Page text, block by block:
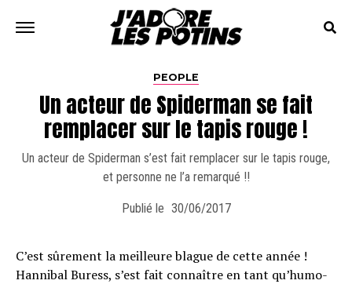
PEOPLE
Un acteur de Spiderman se fait
remplacer sur le tapis rouge !
Un acteur de Spiderman s’est fait remplacer sur le tapis rouge,
et personne ne l’a remarqué !!
Publié le 30/06/2017
C’est sûrement la meilleure blague de cette année !
Hannibal Buress, s’est fait connaître en tant qu’hu­mo­